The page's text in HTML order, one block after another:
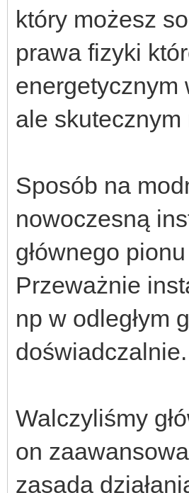
który możesz
prawa fizyki
energetycznym
ale
Sposób na
nowoczesną
głównego
Przeważnie
np w odległym
Walczyliśmy
on
zasada